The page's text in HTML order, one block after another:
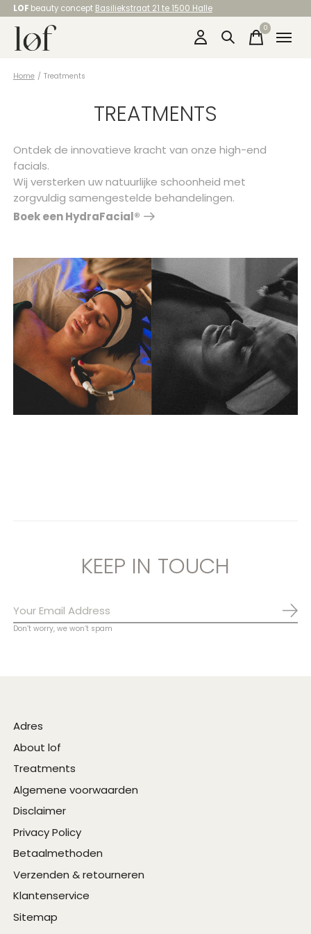
LOF beauty concept Basiliekstraat 21 te 1500 Halle
0items
Home / Treatments
TREATMENTS
Ontdek de innovatieve kracht van onze high-end
facials.
Wij versterken uw natuurlijke schoonheid met
zorgvuldig samengestelde behandelingen.
Boek een HydraFacial®
KEEP IN TOUCH
Don’t worry, we won’t spam
Adres
About lof
Treatments
Algemene voorwaarden
Disclaimer
Privacy Policy
Betaalmethoden
Verzenden & retourneren
Klantenservice
Sitemap